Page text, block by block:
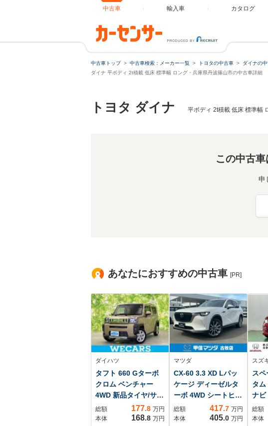
中古車 輸入車 カタログ
中古車トップ 中古車検索：メーカー一覧 トヨタの中古車 ダイナの
ダイナ 平ボディ 2t積載 低床 標準幅 ロング・兵庫県丹波篠山市の中古車詳細
トヨタ ダイナ 平ボディ 2t積載 低床 標準幅
この中古
申
あなたにおすすめの中古車 [PR]
ダイハツ
タフト 660 Gターボ
クロム ベンチャー
4WD 新品タイヤ/サン
ルーフ/純正 9インチ
SDナビ/衝突安全装置/
総額 177.8 万円
本体
168.8 万円
マツダ
CX-60 3.3 XD Lパッ
ケージ ディーゼルタ
ーボ 4WD シートヒー
ター前後 ハンドル
ヒーター ETC Fr
総額 417.7 万円
本体
405.0 万円
スズ
ス
タム
ナ
ー
グTV
総額
本体